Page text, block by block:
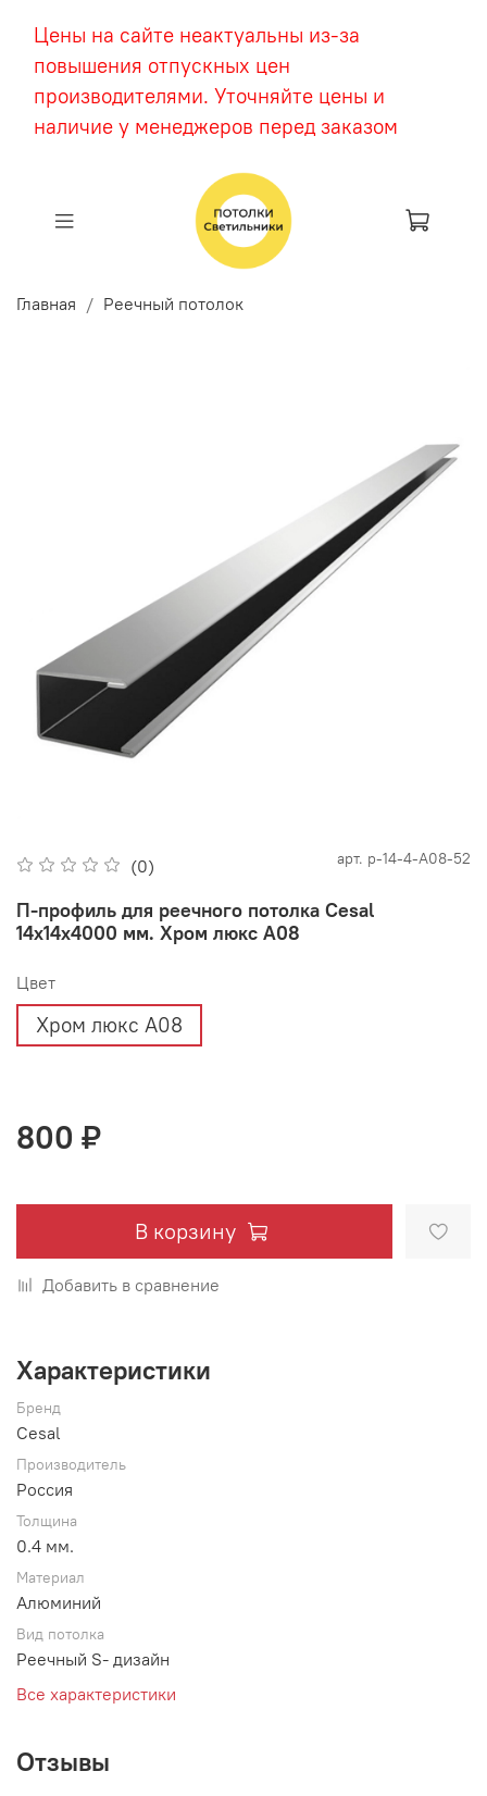
Цены на сайте неактуальны из-за
повышения отпускных цен
производителями. Уточняйте цены и
наличие у менеджеров перед заказом
Главная Реечный потолок
(0) арт. p-14-4-А08-52
П-профиль для реечного потолка Cesal
14х14х4000 мм. Хром люкс А08
Цвет
Хром люкс А08
800 ₽
В корзину
Добавить в сравнение
Характеристики
Бренд
Cesal
Производитель
Россия
Толщина
0.4 мм.
Материал
Алюминий
Вид потолка
Реечный S- дизайн
Все характеристики
Отзывы